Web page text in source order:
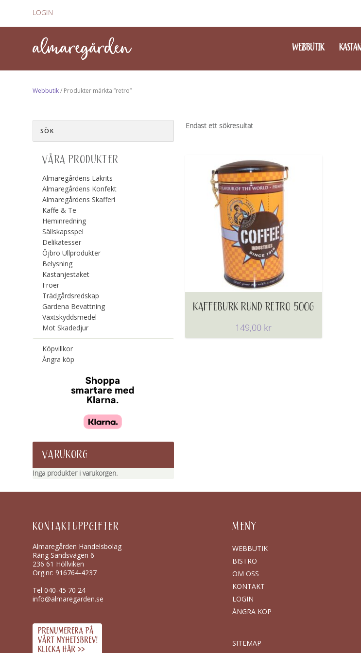
LOGIN
WEBBUTIK
Webbutik/ Produkter märkta ”retro”
Endast ett sökresultat
KAFFEBURK RUND RETRO 500G
149,00 kr
VÅRA PRODUKTER
Almaregårdens Lakrits
Almaregårdens Konfekt
Almaregårdens Skafferi
Kaffe & Te
Heminredning
Sällskapsspel
Delikatesser
Öjbro Ullprodukter
Belysning
Kastanjestaket
Fröer
Trädgårdsredskap
Gardena Bevattning
Växtskyddsmedel
Mot Skadedjur
Köpvillkor
Ångra köp
VARUKORG
Inga produkter i varukorgen.
KONTAKTUPPGIFTER
Almaregården Handelsbolag
Räng Sandsvägen 6
236 61 Höllviken
Org.nr: 916764-4237
Tel040-45 70 24
info@almaregarden.se
MENY
WEBBUTIK
BISTRO
OM OSS
KONTAKT
LOGIN
ÅNGRA KÖP
SITEMAP